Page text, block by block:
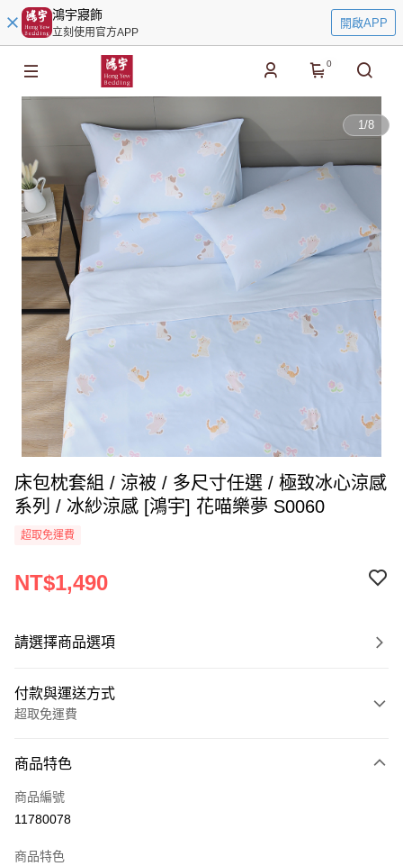
鴻宇寢飾
立刻使用官方APP
開啟APP
0
1/8
床包枕套組 / 涼被 / 多尺寸任選 / 極致冰心涼感
系列 / 冰紗涼感 [鴻宇] 花喵樂夢 S0060
超取免運費
NT$1,490
請選擇商品選項
付款與運送方式
超取免運費
信用卡一次付款
超商取貨付款
商品特色
商品編號
11780078
商品特色